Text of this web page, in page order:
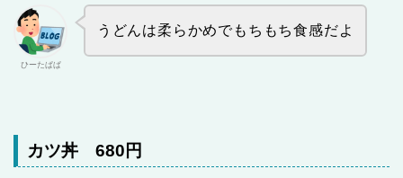
ひーたぱぱ
うどんは柔らかめでもちもち食感だよ
カツ丼 680円